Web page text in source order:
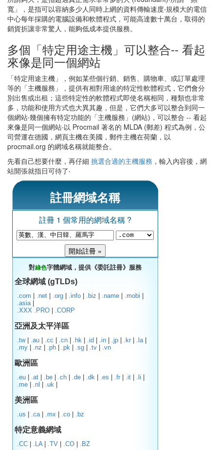
寬」，是指可以容納多少人同時上網的資料傳輸速度‧規模大的電信
中心每年採購的電腦設備和軟體程式，可能高達數十萬台，取得的
銷貨折讓非常驚人，能夠低成本提供服務。
多個「特定用途主機」可以整合-- 看起
來像是同一個網站
「特定用途主機」，例如某些個行銷、銷售、購物車、或訂單處理
等的「主機服務」，提供有相對用途的特定性軟體程式，它們會分
別出售或出租；這些特定性的軟體程式即使名稱相同，種類也非常
多，功能和使用方式也大異其趣，但是，它們大多可以整合到同一
個網站‧幾個擁有特定功能的「主機服務」(網站)，可以整合 -- 看起
來像是同一個網站‧以 Procmail 著名的 MLDA (郵差) 程式為例，公
司營運在德國，網頁主機在美國，郵件主機在荷蘭，以
procmail.org 的網域名稱就能整合。
先看自己想要什麼，再仔細 挑選合適的主機服務 ，輸入內容後，網
站開張就指日可待了‧
註冊網域名稱
註冊 1 個常用的網域名稱 ?
對綠色字體網域，提供《委託註冊》服務
全球網域 (gTLDs)
.com | .net | .org | .info | .biz | .name | .mobi |
.asia |
.XXX
.PRO | .CORP
亞洲及太平洋區
.tw| .au | .cc | .cn | .hk | .id | .in | .jp | .kr | .la |
.my | .nz | .ph | .pk | .sg | .tv | .vn
歐洲區
.eu | .at | .be | .ch | .de | .dk | .es | .fr | .it | .li |
.me | .nl | .uk |
美洲區
.us | .ca | .mx | .co | .bz
特定意義網域
.CC | .LA | .TV | .CO | .BZ